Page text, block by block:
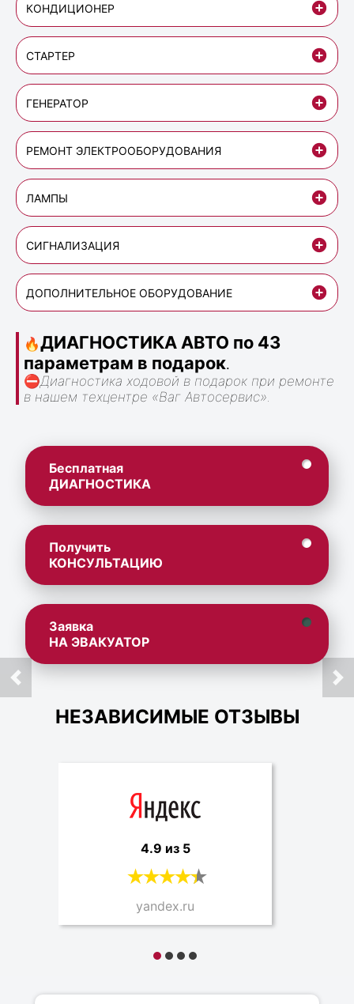
КОНДИЦИОНЕР
СТАРТЕР
ГЕНЕРАТОР
РЕМОНТ ЭЛЕКТРООБОРУДОВАНИЯ
ЛАМПЫ
СИГНАЛИЗАЦИЯ
ДОПОЛНИТЕЛЬНОЕ ОБОРУДОВАНИЕ
🔥ДИАГНОСТИКА АВТО по 43
параметрам в подарок.
⛔Диагностика ходовой в подарок при ремонте
в нашем техцентре «Ваг Автосервис».
Бесплатная
ДИАГНОСТИКА
Получить
КОНСУЛЬТАЦИЮ
Заявка
НА ЭВАКУАТОР
НЕЗАВИСИМЫЕ ОТЗЫВЫ
4.9 из 5
yandex.ru